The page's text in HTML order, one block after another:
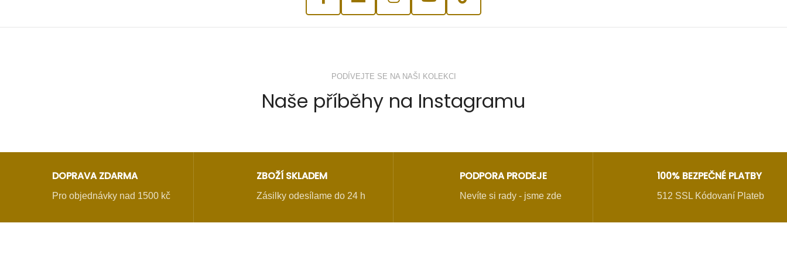
PODÍVEJTE SE NA NAŠI KOLEKCI
Naše příběhy na Instagramu
DOPRAVA ZDARMA
Pro objednávky nad 1500 kč
ZBOŽÍ SKLADEM
Zásilky odesílame do 24 h
PODPORA PRODEJE
Nevíte si rady - jsme zde
100% BEZPEČNÉ PLATBY
512 SSL Kódovaní Plateb